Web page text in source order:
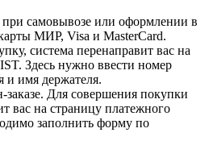
при самовывозе или оформлении в
МИР, Visa и MasterCard.
система перенаправит вас на
Здесь нужно ввести номер
и имя держателя.
Для совершения покупки
вас на страницу платежного
заполнить форму по